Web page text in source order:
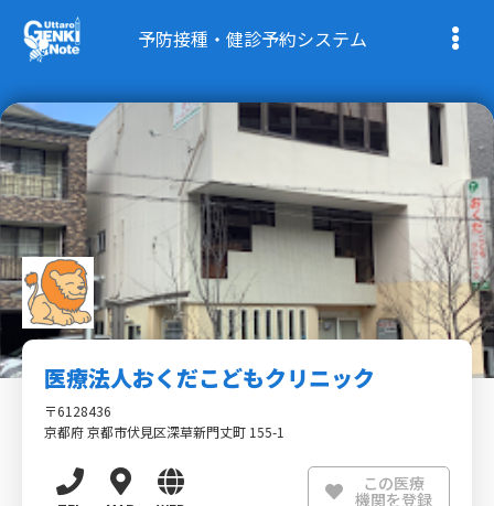
予防接種・健診予約システム
医療法人おくだこどもクリニック
〒6128436
京都府 京都市伏見区深草新門丈町 155-1
この医療
機関を登録